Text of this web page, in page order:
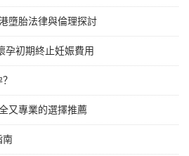
墮胎法律與倫理探討
孕初期終止妊娠費用
又專業的選擇推薦
南